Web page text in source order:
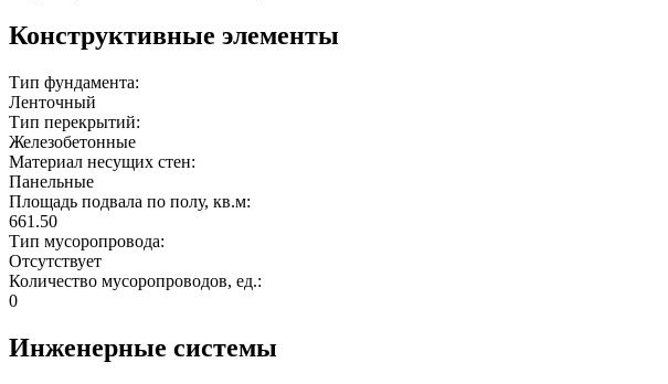
Конструктивные элементы
Тип фундамента:
Ленточный
Тип перекрытий:
Железобетонные
Материал несущих стен:
Панельные
Площадь подвала по полу, кв.м:
661.50
Тип мусоропровода:
Отсутствует
Количество мусоропроводов, ед.:
0
Инженерные системы